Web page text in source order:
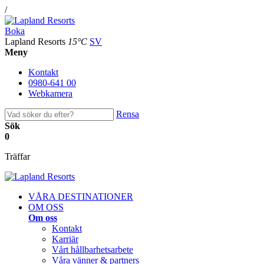
/
Boka
Lapland Resorts 15°C SV
Meny
Kontakt
0980-641 00
Webkamera
Rensa
Sök
0
Träffar
VÅRA DESTINATIONER
OM OSS
Om oss
Kontakt
Karriär
Vårt hållbarhetsarbete
Våra vänner & partners